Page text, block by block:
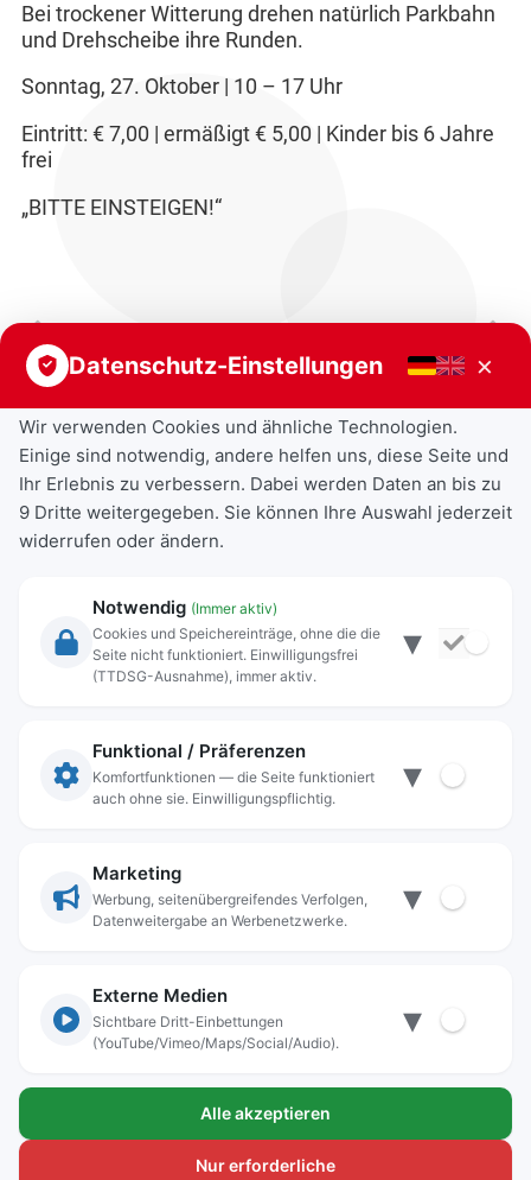
Bei trockener Witterung drehen natürlich Parkbahn
und Drehscheibe ihre Runden.
Sonntag, 27. Oktober | 10 – 17 Uhr
Eintritt: € 7,00 | ermäßigt € 5,00 | Kinder bis 6 Jahre
frei
„BITTE EINSTEIGEN!“
Rechtliche Angaben
Datenschutz
Anschrift
83395 Freilassing
Kontakt
rathaus@freilassing.de
Bankverbindungen der Stadt Freilassing
Sparkasse Berchtesgadener Land
IBAN.: DE56 7105 0000 0000 1000 24
Datenschutz-Einstellungen ×
Wir verwenden Cookies und ähnliche Technologien.
Einige sind notwendig, andere helfen uns, diese Seite und
Ihr Erlebnis zu verbessern. Dabei werden Daten an bis zu
9 Dritte weitergegeben. Sie können Ihre Auswahl jederzeit
widerrufen oder ändern.
Notwendig (Immer aktiv)
Cookies und Speichereinträge, ohne die die
Seite nicht funktioniert. Einwilligungsfrei
(TTDSG-Ausnahme), immer aktiv.
▾
Funktional / Präferenzen
Komfortfunktionen — die Seite funktioniert
auch ohne sie. Einwilligungspflichtig.
▾
Marketing
Werbung, seitenübergreifendes Verfolgen,
Datenweitergabe an Werbenetzwerke.
▾
Externe Medien
Sichtbare Dritt-Einbettungen
(YouTube/Vimeo/Maps/Social/Audio).
▾
Alle akzeptieren
Nur erforderliche